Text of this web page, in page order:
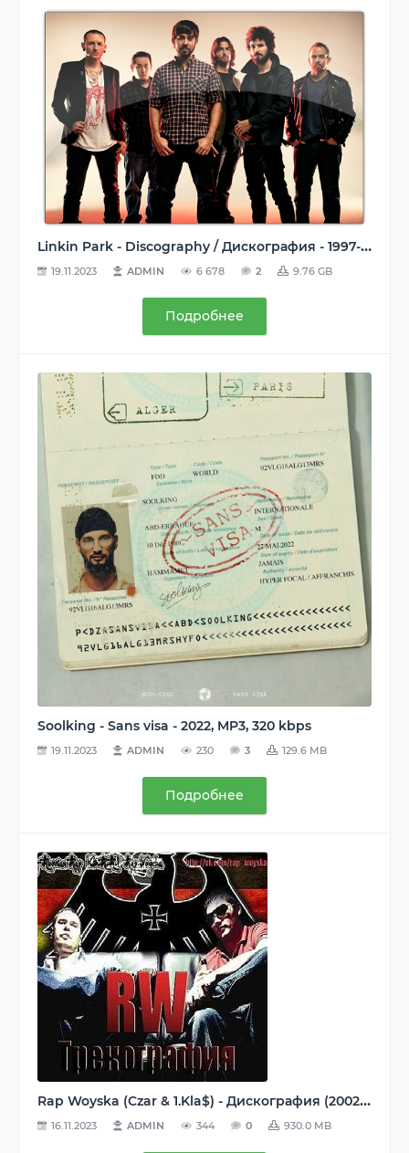
Linkin Park - Discography / Дискография - 1997-2017 (126 Releases), MP3 (96-320 kbps)
19.11.2023 ADMIN 6 678 2 9.76 GB
Подробнее
Soolking - Sans visa - 2022, MP3, 320 kbps
19.11.2023 ADMIN 230 3 129.6 MB
Подробнее
Rap Woyska (Czar & 1.Kla$) - Дискография (2002-2013) MP3
16.11.2023 ADMIN 344 0 930.0 MB